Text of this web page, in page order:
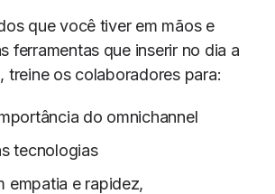
que você tiver em mãos e
ferramentas que inserir no dia a
treine os colaboradores para:
do omnichannel
tecnologias
empatia e rapidez,